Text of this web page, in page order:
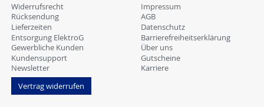
Widerrufsrecht
Rücksendung
Lieferzeiten
Entsorgung ElektroG
Gewerbliche Kunden
Kundensupport
Newsletter
Vertrag widerrufen
Impressum
AGB
Datenschutz
Barrierefreiheitserklärung
Über uns
Gutscheine
Karriere